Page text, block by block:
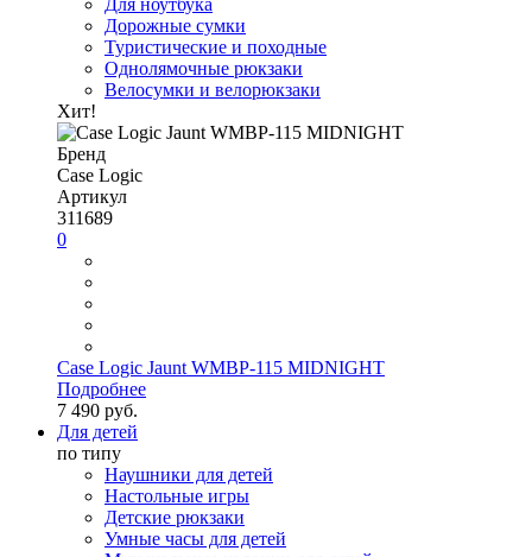
Для ноутбука
Дорожные сумки
Туристические и походные
Однолямочные рюкзаки
Велосумки и велорюкзаки
Хит!
Бренд
Case Logic
Артикул
311689
0
Case Logic Jaunt WMBP-115 MIDNIGHT
Подробнее
7 490 руб.
Для детей
по типу
Наушники для детей
Настольные игры
Детские рюкзаки
Умные часы для детей